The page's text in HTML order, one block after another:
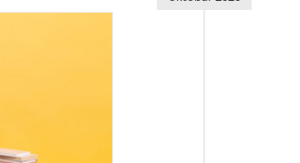
niste znali